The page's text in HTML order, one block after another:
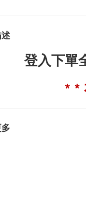
登入下單
* *